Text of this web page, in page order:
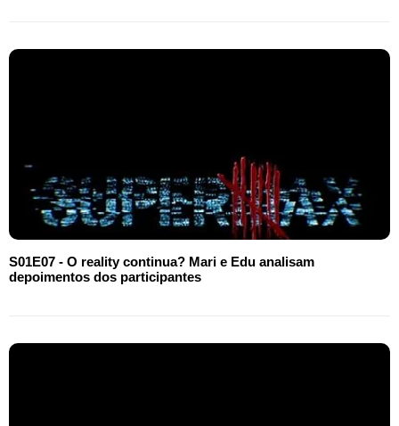
S01E07 - O reality continua? Mari e Edu analisam
depoimentos dos participantes